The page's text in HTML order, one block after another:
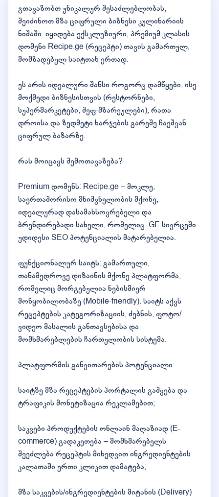
გთავაზობთ უნიკალურ შესაძლებლობას,
შეიძინოთ მზა ციფრული ბიზნესი კულინარიის
ნიშაში. იყიდება ექსკლუზიური, პრემიუმ კლასის
დომენი Recipe.ge (რეცეპტი) თავის გამართულ,
მომზადებულ საიტთან ერთად.
ეს არის იდეალური შანსი როგორც დამწყები, ისე
მოქმედი ბიზნესისთვის (რესტორნები,
სუპერმარკეტები, შეფ-მზარეულები), რათა
დროისა და ზედმეტი ხარჯების გარეშე ჩაეშვან
ციფრულ ბაზარზე.
რას მოიცავს შემოთავაზება?
Premium დომენს: Recipe.ge – მოკლე,
საერთაშორისო მნიშვნელობის მქონე,
იდეალურად დასამახსოვრებელი და
ბრენდირებადი სახელი, რომელიც .GE სივრცეში
უდიდესი SEO პოტენციალის მატარებელია.
ფუნქციონალურ საიტს: გამართული,
თანამედროვე დიზაინის მქონე პლატფორმა,
რომელიც მორგებულია ნებისმიერ
მოწყობილობაზე (Mobile-friendly). საიტს აქვს
რეცეპტების კატეგორიზაციის, ძებნის, ფოტო/
ვიდეო მასალის განთავსებისა და
მომხმარებლების ჩართულობის სისტემა.
პლატფორმის განვითარების პოტენციალი:
საიტზე მზა რეცეპტების პორტალის გაშვება და
ტრაფიკის მონეტიზაცია რეკლამებით;
საკვები პროდუქტების ონლაინ მაღაზიად (E-
commerce) გადაკეთება – მომხმარებელს
შეეძლება რეცეპტის მიხედვით ინგრედიენტების
კალათაში ერთი კლიკით დამატება;
მზა საკვების/ინგრედიენტების მიტანის (Delivery)